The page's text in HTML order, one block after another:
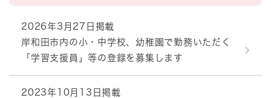
2026年3月27日掲載
岸和田市内の小・中学校、幼稚園で勤務いただく
「学習支援員」等の登録を募集します
2023年10月13日掲載